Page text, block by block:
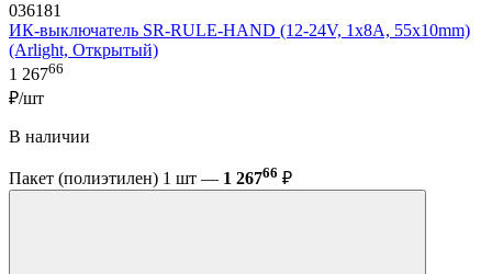
036181
ИК-выключатель SR-RULE-HAND (12-24V, 1x8A, 55x10mm)
(Arlight, Открытый)
1 26766
₽/шт
В наличии
Пакет (полиэтилен) 1 шт — 1 26766 ₽